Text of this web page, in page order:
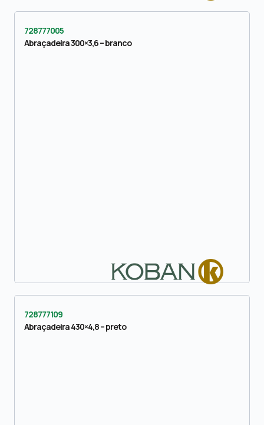
728777005
Abraçadeira 300×3,6 – branco
728777109
Abraçadeira 430×4,8 – preto